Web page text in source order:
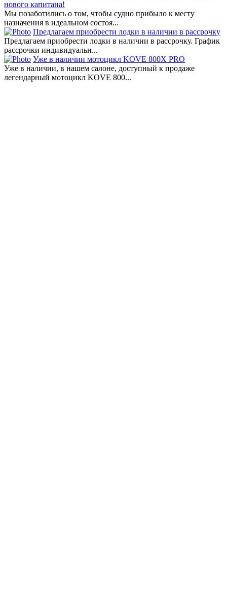
нового капитана!
Мы позаботились о том, чтобы судно прибыло к месту
назначения в идеальном состоя...
Предлагаем приобрести лодки в наличии в рассрочку
Предлагаем приобрести лодки в наличии в рассрочку. График
рассрочки индивидуальн...
Уже в наличии мотоцикл KOVE 800X PRO
Уже в наличии, в нашем салоне, доступный к продаже
легендарный мотоцикл KOVE 800...